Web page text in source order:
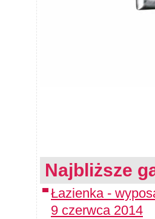
Najbliższe
Łazienka -
9 czerwca 2014